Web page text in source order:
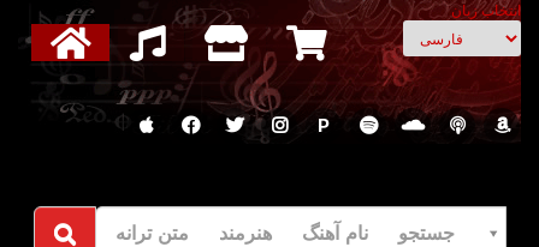
انتخاب زبان
P
جستجو نام آهنگ هنرمند متن ترانه